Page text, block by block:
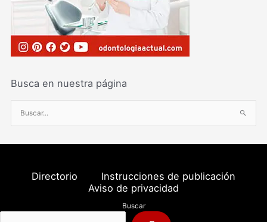
Busca en nuestra página
u
s
o
Directorio
Instrucciones de publicación
Aviso de privacidad
Buscar